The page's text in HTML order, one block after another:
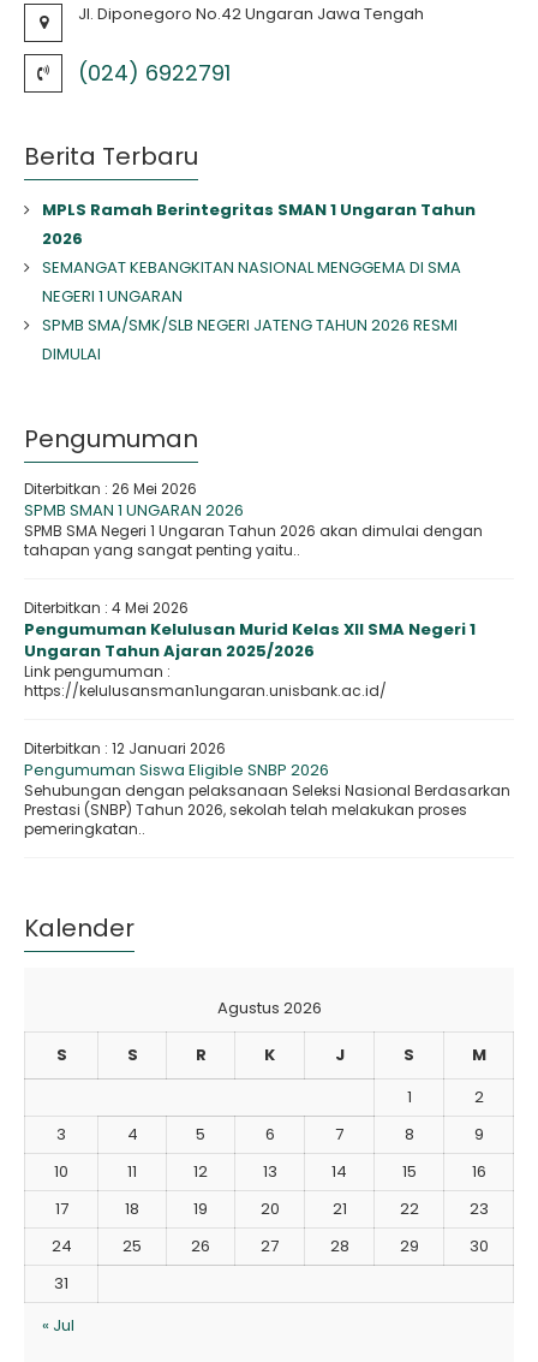
Jl. Diponegoro No.42 Ungaran Jawa Tengah
(024) 6922791
Berita Terbaru
MPLS Ramah Berintegritas SMAN 1 Ungaran Tahun
2026
SEMANGAT KEBANGKITAN NASIONAL MENGGEMA DI SMA
NEGERI 1 UNGARAN
SPMB SMA/SMK/SLB NEGERI JATENG TAHUN 2026 RESMI
DIMULAI
Pengumuman
Diterbitkan : 26 Mei 2026
SPMB SMAN 1 UNGARAN 2026
SPMB SMA Negeri 1 Ungaran Tahun 2026 akan dimulai dengan
tahapan yang sangat penting yaitu..
Diterbitkan : 4 Mei 2026
Pengumuman Kelulusan Murid Kelas XII SMA Negeri 1
Ungaran Tahun Ajaran 2025/2026
Link pengumuman :
https://kelulusansman1ungaran.unisbank.ac.id/
Diterbitkan : 12 Januari 2026
Pengumuman Siswa Eligible SNBP 2026
Sehubungan dengan pelaksanaan Seleksi Nasional Berdasarkan
Prestasi (SNBP) Tahun 2026, sekolah telah melakukan proses
pemeringkatan..
Kalender
Agustus 2026
S S R K J S
M
1
2
3
4 5 6 7 8
9
10
11 12 13 14 15
16
17
18 19 20 21 22
23
24
25 26 27 28 29
30
31
« Jul